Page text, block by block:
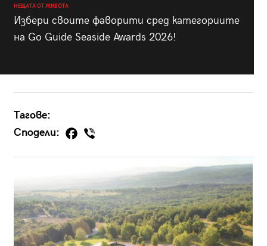
НЕЩАТА ОТ ЖИВОТА
Избери своите фаворити сред категориите
на Go Guide Seaside Awards 2026!
Тагове:
Сподели: